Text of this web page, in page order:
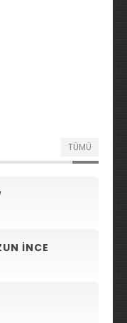
TÜMÜ
İNCE